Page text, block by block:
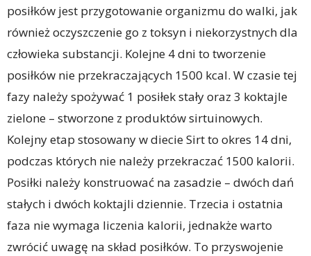
posiłków jest przygotowanie organizmu do walki, jak
również oczyszczenie go z toksyn i niekorzystnych dla
człowieka substancji. Kolejne 4 dni to tworzenie
posiłków nie przekraczających 1500 kcal. W czasie tej
fazy należy spożywać 1 posiłek stały oraz 3 koktajle
zielone – stworzone z produktów sirtuinowych.
Kolejny etap stosowany w diecie Sirt to okres 14 dni,
podczas których nie należy przekraczać 1500 kalorii.
Posiłki należy konstruować na zasadzie – dwóch dań
stałych i dwóch koktajli dziennie. Trzecia i ostatnia
faza nie wymaga liczenia kalorii, jednakże warto
zwrócić uwagę na skład posiłków. To przyswojenie